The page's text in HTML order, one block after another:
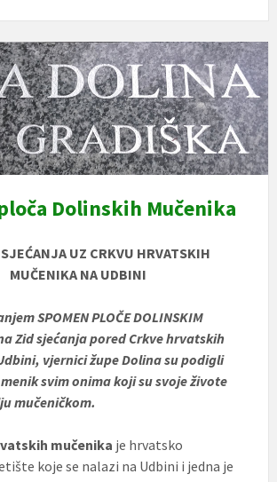
Dolinskih Mučenika
UZ CRKVU HRVATSKIH
MUČENIKA NA UDBINI
SPOMEN PLOČE DOLINSKIM
Zid sjećanja pored Crkve hrvatskih
vjernici župe Dolina su podigli
svim onima koji su svoje živote
mučeničkom.
mučenika je hrvatsko
koje se nalazi na Udbini i jedna je